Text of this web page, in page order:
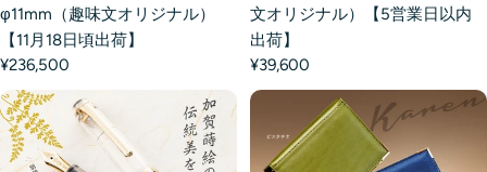
φ11mm（趣味文オリジナル）
【11月18日頃出荷】
¥236,500
文オリジナル）【5営業日以内
出荷】
¥39,600